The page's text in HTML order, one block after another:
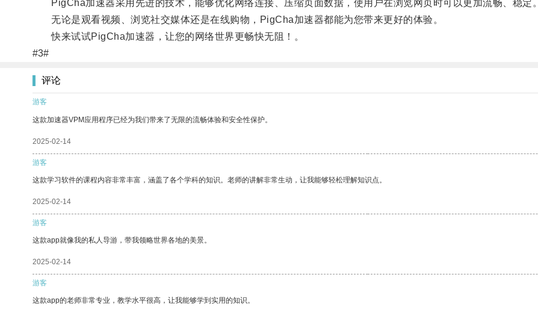
PigCha加速器采用先进的技术，能够优化网络连接、压缩页面数据，使用户在浏览网页时可以更加流畅、稳定。
无论是观看视频、浏览社交媒体还是在线购物，PigCha加速器都能为您带来更好的体验。
快来试试PigCha加速器，让您的网络世界更畅快无阻！。
#3#
评论
游客
这款加速器VPM应用程序已经为我们带来了无限的流畅体验和安全性保护。
2025-02-14
游客
这款学习软件的课程内容非常丰富，涵盖了各个学科的知识。老师的讲解非常生动，让我能够轻松理解知识点。
2025-02-14
游客
这款app就像我的私人导游，带我领略世界各地的美景。
2025-02-14
游客
这款app的老师非常专业，教学水平很高，让我能够学到实用的知识。